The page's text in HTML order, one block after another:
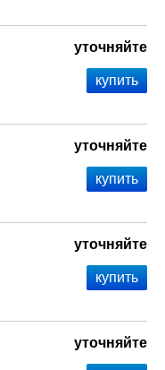
уточняйте
уточняйте
уточняйте
уточняйте